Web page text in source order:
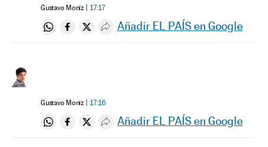
Gustavo Moniz 17:17
Compartir en Whatsapp
Compartir en Facebook
Compartir en Twitter
Desplegar Redes Sociales
Añadir EL PAÍS en Google
Gustavo Moniz 17:16
Compartir en Whatsapp
Compartir en Facebook
Compartir en Twitter
Desplegar Redes Sociales
Añadir EL PAÍS en Google